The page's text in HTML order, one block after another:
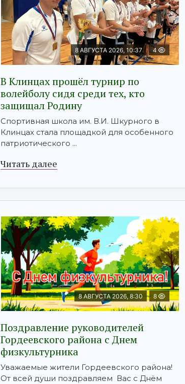
8 АВГУСТА 2026, 10:37 4
В Клинцах прошёл турнир по
волейболу сидя среди тех, кто
защищал Родину
Спортивная школа им. В.И. Шкурного в
Клинцах стала площадкой для особенного
патриотического ...
Читать далее
8 АВГУСТА 2026, 8:30 8
Поздравление руководителей
Гордеевского района с Днем
физкультурника
Уважаемые жители Гордеевского района!
От всей души поздравляем Вас с Днём